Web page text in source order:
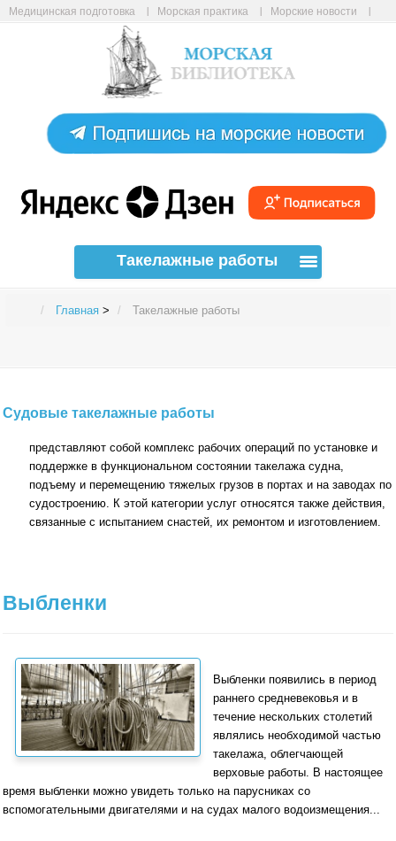
Медицинская подготовка Морская практика
Морские новости
Авиабилеты онлайн
Такелажные работы
Главная > Такелажные работы
Судовые такелажные работы
представляют собой комплекс рабочих операций по установке и
поддержке в функциональном состоянии такелажа судна,
подъему и перемещению тяжелых грузов в портах и на заводах по
судостроению. К этой категории услуг относятся также действия,
связанные с испытанием снастей, их ремонтом и изготовлением.
Выбленки
Выбленки появились в период
раннего средневе­ковья и в
течение нескольких столетий
являлись необходимой частью
такелажа, облегчающей
верховые работы. В настоящее
время выбленки можно увидеть только на парусниках со
вспомогательными двигате­лями и на судах малого водоизмещения...